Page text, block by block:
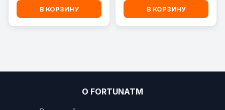
В КОРЗИНУ В КОРЗИНУ
О FORTUNATM